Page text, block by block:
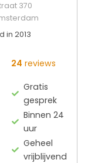
370
in 2013
24 reviews
Gratis
gesprek
Binnen 24
uur
Geheel
vrijblijvend